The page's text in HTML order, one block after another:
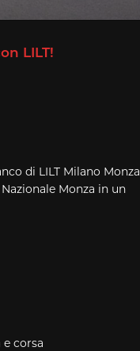
LILT!
di LILT Milano Monza
Monza in un
corsa